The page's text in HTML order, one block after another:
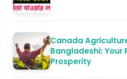
Canada
Bangladeshi: Your
Prosperity